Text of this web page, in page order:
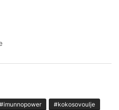
#imunnopower
#kokosovoulje